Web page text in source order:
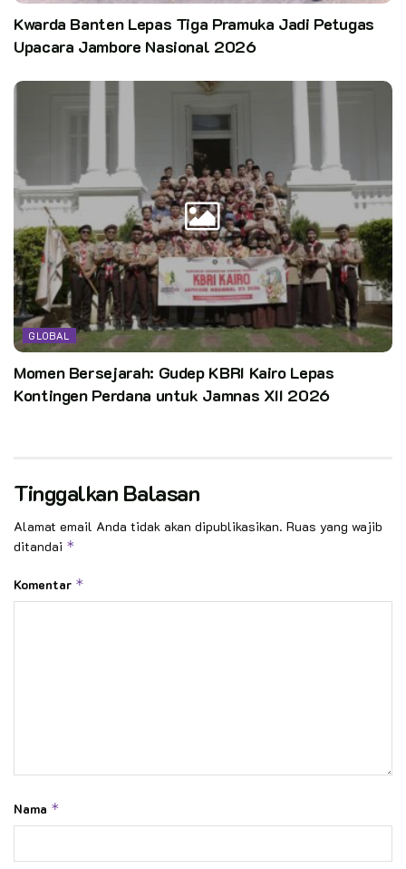
Kwarda Banten Lepas Tiga Pramuka Jadi Petugas
Upacara Jambore Nasional 2026
GLOBAL
Momen Bersejarah: Gudep KBRI Kairo Lepas
Kontingen Perdana untuk Jamnas XII 2026
Tinggalkan Balasan
Alamat email Anda tidak akan dipublikasikan. Ruas yang wajib
ditandai *
Komentar *
Nama *